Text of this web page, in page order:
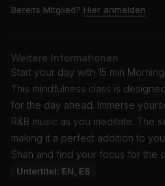
Bereits Mitglied? Hier anmelden
Weitere Informationen
Start your day with 15 min
This mindfulness class is
for the day ahead. Immerse
R&B music as you meditate. The
making it a perfect addition to
Shah and find your focus for the
Untertitel: EN, ES